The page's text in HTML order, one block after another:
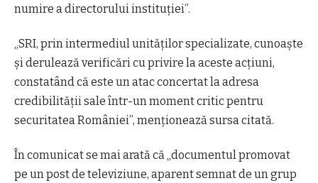
numire a directorului instituției”.
„SRI, prin intermediul unităților specializate, cunoaște
și derulează verificări cu privire la aceste acțiuni,
constatând că este un atac concertat la adresa
credibilității sale într-un moment critic pentru
securitatea României”, menționează sursa citată.
În comunicat se mai arată că „documentul promovat
pe un post de televiziune, aparent semnat de un grup